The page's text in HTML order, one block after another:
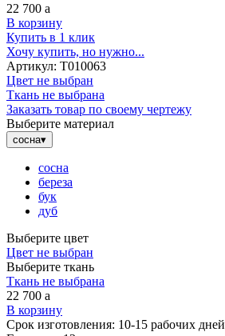
22 700 a
В корзину
Купить в 1 клик
Хочу купить, но нужно...
Артикул: Т010063
Цвет не выбран
Ткань не выбрана
Заказать товар по своему чертежу
Выберите материал
сосна▾
сосна
береза
бук
дуб
Выберите цвет
Цвет не выбран
Выберите ткань
Ткань не выбрана
22 700 a
В корзину
Срок изготовления: 10-15 рабочих дней